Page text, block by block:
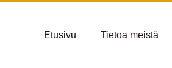
Etusivu Tietoa meistä